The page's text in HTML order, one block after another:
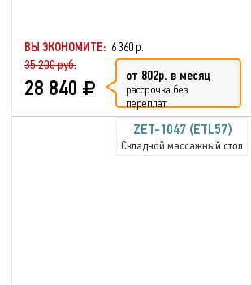
ВЫ ЭКОНОМИТЕ: 6 360 р.
35 200 руб.
28 840 от 802р. в месяц
рассрочка без
переплат
ZET-1047 (ETL57)
Складной массажный стол